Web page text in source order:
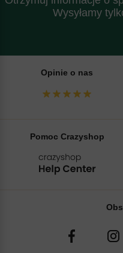
Wysyłamy
Opinie o nas
Pomoc Crazyshop